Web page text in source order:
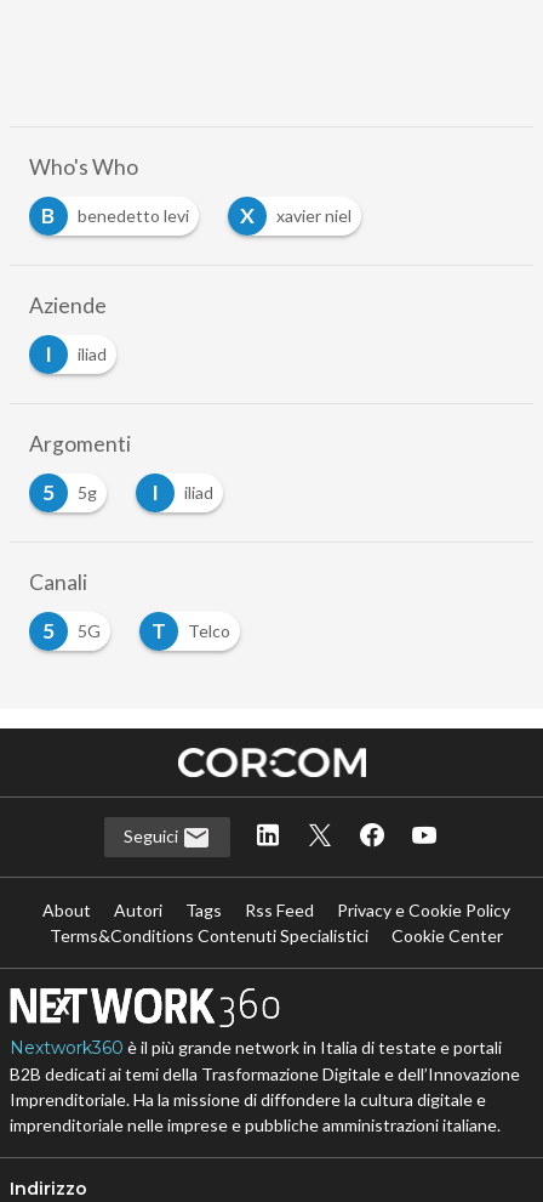
Who's Who
B
benedetto levi X xavier niel
Aziende
I
iliad
Argomenti
5
5g I iliad
Canali
5
5G T Telco
Seguici
About Autori Tags Rss Feed
Privacy e Cookie Policy
Terms&Conditions Contenuti Specialistici
Cookie Center
Nextwork360 è il più grande network in Italia di testate e portali
B2B dedicati ai temi della Trasformazione Digitale e dell’Innovazione
Imprenditoriale. Ha la missione di diffondere la cultura digitale e
imprenditoriale nelle imprese e pubbliche amministrazioni italiane.
Indirizzo